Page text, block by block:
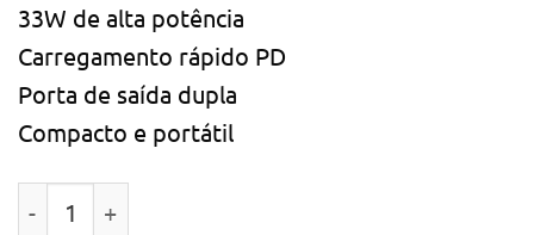
original
era:
39.880Kz.
33W de alta potência
Carregamento rápido PD
Porta de saída dupla
Compacto e portátil